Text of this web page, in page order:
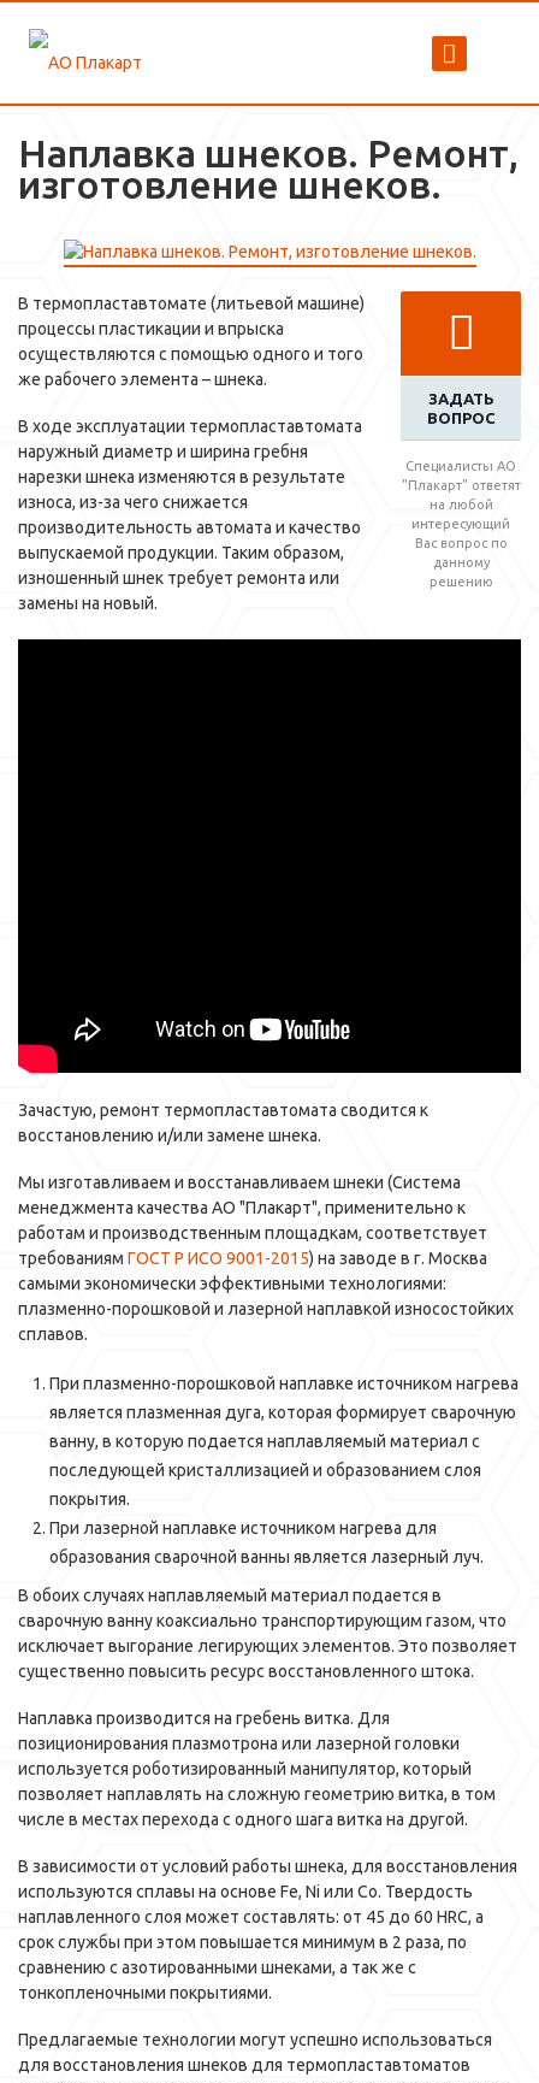
Наплавка шнеков. Ремонт,
изготовление шнеков.
ЗАДАТЬ
ВОПРОС
Специалисты АО
"Плакарт" ответят
на любой
интересующий
Вас вопрос по
данному
решению
В термопластавтомате (литьевой машине)
процессы пластикации и впрыска
осуществляются с помощью одного и того
же рабочего элемента – шнека.
В ходе эксплуатации термопластавтомата
наружный диаметр и ширина гребня
нарезки шнека изменяются в результате
износа, из-за чего снижается
производительность автомата и качество
выпускаемой продукции. Таким образом,
изношенный шнек требует ремонта или
замены на новый.
Зачастую, ремонт термопластавтомата сводится к
восстановлению и/или замене шнека.
Мы изготавливаем и восстанавливаем шнеки (Система
менеджмента качества АО "Плакарт", применительно к
работам и производственным площадкам, соответствует
требованиям ГОСТ Р ИСО 9001-2015) на заводе в г. Москва
самыми экономически эффективными технологиями:
плазменно-порошковой и лазерной наплавкой износостойких
сплавов.
При плазменно-порошковой наплавке источником нагрева
является плазменная дуга, которая формирует сварочную
ванну, в которую подается наплавляемый материал с
последующей кристаллизацией и образованием слоя
покрытия.
При лазерной наплавке источником нагрева для
образования сварочной ванны является лазерный луч.
В обоих случаях наплавляемый материал подается в
сварочную ванну коаксиально транспортирующим газом, что
исключает выгорание легирующих элементов. Это позволяет
существенно повысить ресурс восстановленного штока.
Наплавка производится на гребень витка. Для
позиционирования плазмотрона или лазерной головки
используется роботизированный манипулятор, который
позволяет наплавлять на сложную геометрию витка, в том
числе в местах перехода с одного шага витка на другой.
В зависимости от условий работы шнека, для восстановления
используются сплавы на основе Fe, Ni или Co. Твердость
наплавленного слоя может составлять: от 45 до 60 HRC, а
срок службы при этом повышается минимум в 2 раза, по
сравнению с азотированными шнеками, а так же с
тонкопленочными покрытиями.
Предлагаемые технологии могут успешно использоваться
для восстановления шнеков для термопластавтоматов